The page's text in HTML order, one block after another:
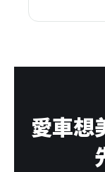
愛車想